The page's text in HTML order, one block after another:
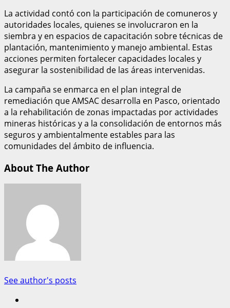
La actividad contó con la participación de comuneros y
autoridades locales, quienes se involucraron en la
siembra y en espacios de capacitación sobre técnicas de
plantación, mantenimiento y manejo ambiental. Estas
acciones permiten fortalecer capacidades locales y
asegurar la sostenibilidad de las áreas intervenidas.
La campaña se enmarca en el plan integral de
remediación que AMSAC desarrolla en Pasco, orientado
a la rehabilitación de zonas impactadas por actividades
mineras históricas y a la consolidación de entornos más
seguros y ambientalmente estables para las
comunidades del ámbito de influencia.
About The Author
See author's posts